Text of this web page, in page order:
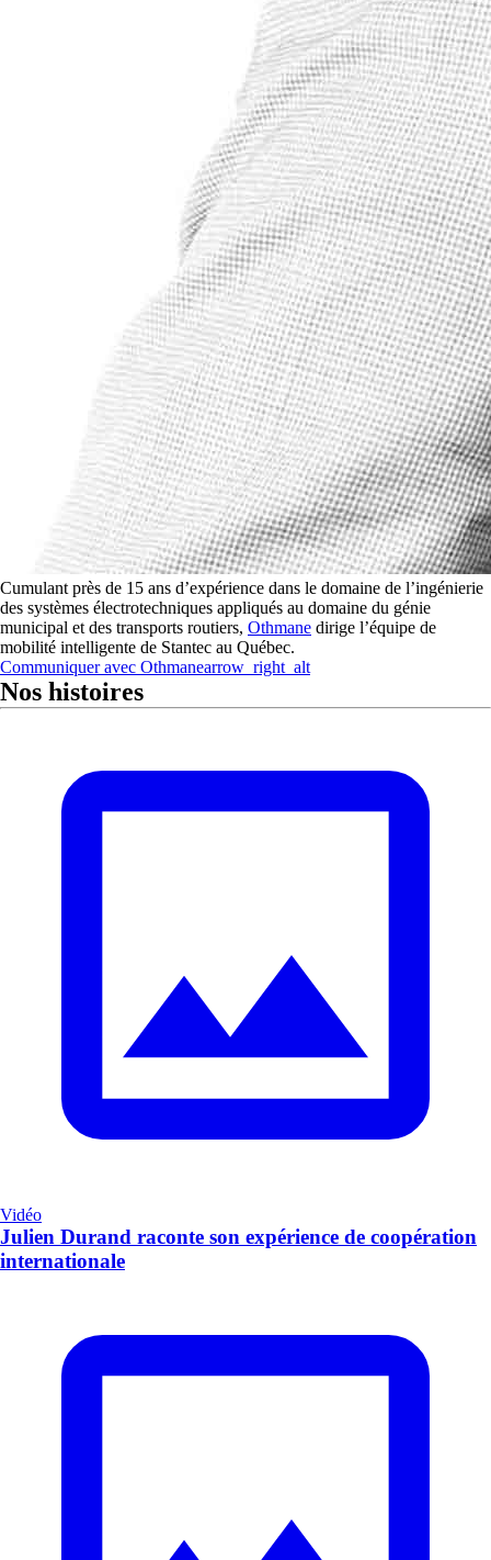
Cumulant près de 15 ans d’expérience dans le domaine de l’ingénierie
des systèmes électrotechniques appliqués au domaine du génie
municipal et des transports routiers, Othmane dirige l’équipe de
mobilité intelligente de Stantec au Québec.
Communiquer avec Othmanearrow_right_alt
Nos histoires
Vidéo
Julien Durand raconte son expérience de coopération
internationale